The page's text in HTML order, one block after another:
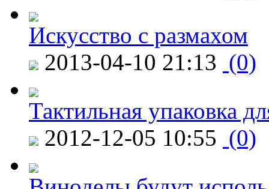
Искусство с размахом
2013-04-10 21:13 (0)
Тактильная упаковка
2012-12-05 10:55 (0)